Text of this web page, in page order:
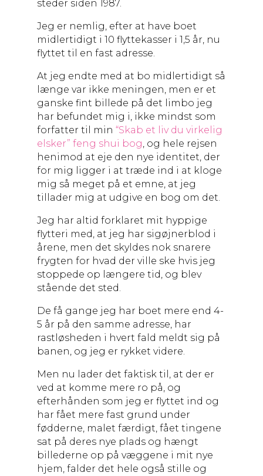
steder siden 1987.
Jeg er nemlig, efter at have boet
midlertidigt i 10 flyttekasser i 1,5 år, nu
flyttet til en fast adresse.
At jeg endte med at bo midlertidigt så
længe var ikke meningen, men er et
ganske fint billede på det limbo jeg
har befundet mig i, ikke mindst som
forfatter til min “Skab et liv du virkelig
elsker” feng shui bog, og hele rejsen
henimod at eje den nye identitet, der
for mig ligger i at træde ind i at kloge
mig så meget på et emne, at jeg
tillader mig at udgive en bog om det.
Jeg har altid forklaret mit hyppige
flytteri med, at jeg har sigøjnerblod i
årene, men det skyldes nok snarere
frygten for hvad der ville ske hvis jeg
stoppede op længere tid, og blev
stående det sted.
De få gange jeg har boet mere end 4-
5 år på den samme adresse, har
rastløsheden i hvert fald meldt sig på
banen, og jeg er rykket videre.
Men nu lader det faktisk til, at der er
ved at komme mere ro på, og
efterhånden som jeg er flyttet ind og
har fået mere fast grund under
fødderne, malet færdigt, fået tingene
sat på deres nye plads og hængt
billederne op på væggene i mit nye
hjem, falder det hele også stille og